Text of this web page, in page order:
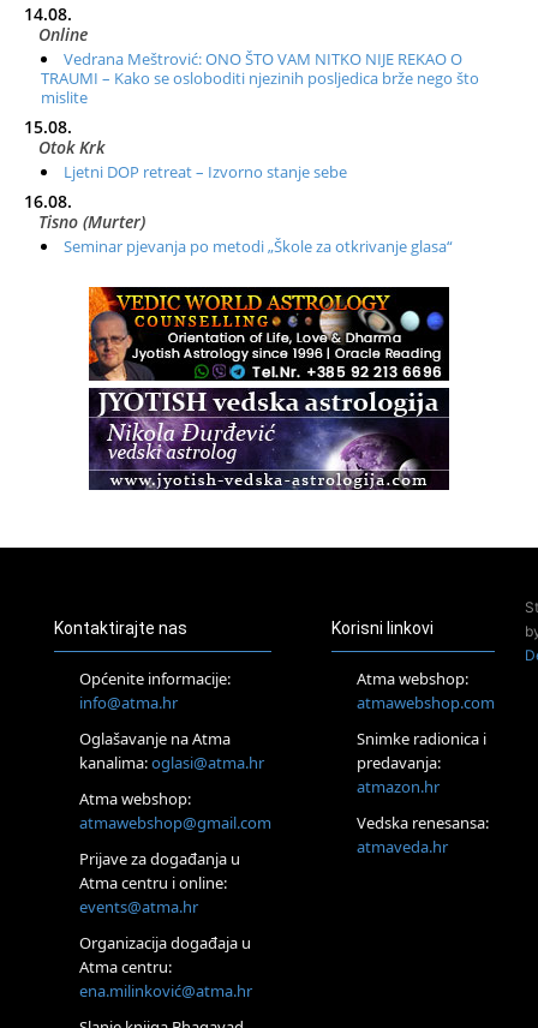
14.08.
Online
Vedrana Meštrović: ONO ŠTO VAM NITKO NIJE REKAO O
TRAUMI – Kako se osloboditi njezinih posljedica brže nego što
mislite
15.08.
Otok Krk
Ljetni DOP retreat – Izvorno stanje sebe
16.08.
Tisno (Murter)
Seminar pjevanja po metodi „Škole za otkrivanje glasa“
Radionica: Pomagači iz drugih dimenzija Online – otvoreno za
Zagreb+Online
Osnovni ThetaHealing® tečaj, Zagreb i Online
Access BARS®, otpusti stres
Pjesma srca / Zagreb
Tečaj Višeg Vodstva, razvijanja intuicije i Akaša zapisa
Online
Postanite Nositelj Vibracije Nove Zemlje
Visoko
Alemka Dauskardt – Jednodnevna radionica sistemskih
konstelacija
Zagreb
HOD PO ŽERAVICI – Seminar koji mijenja tijelo, duh i um
SoulFest – Festival glazbe, mudrosti i zajedništva
Zagreb
Kontaktirajte nas
Općenite informacije:
info@atma.hr
Oglašavanje na Atma
kanalima:oglasi@atma.hr
Atma webshop:
atmawebshop@gmail.com
Prijave za događanja u
Atma centru i online:
events@atma.hr
Organizacija događaja u
Atma centru:
ena.milinković@atma.hr
Korisni linkovi
Atma webshop:
atmawebshop.com
Snimke radionica i
predavanja:
atmazon.hr
Vedska renesansa:
atmaveda.hr